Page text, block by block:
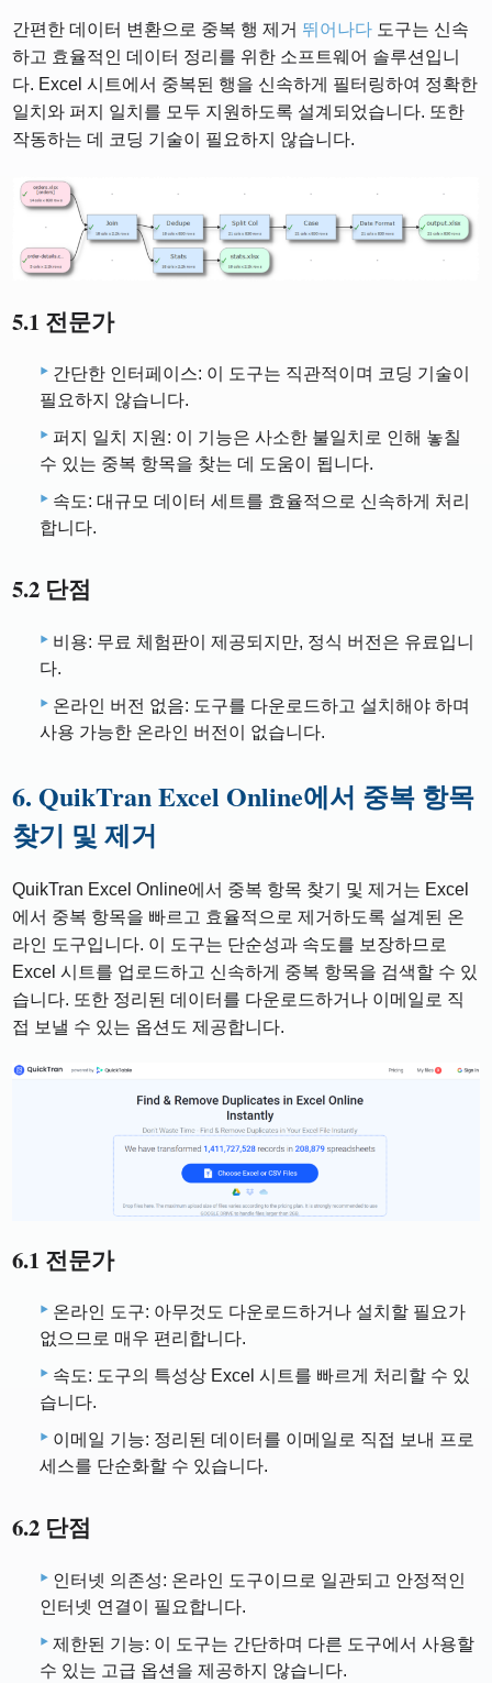
간편한 데이터 변환으로 중복 행 제거 뛰어나다 도구는 신속
하고 효율적인 데이터 정리를 위한 소프트웨어 솔루션입니
다. Excel 시트에서 중복된 행을 신속하게 필터링하여 정확한
일치와 퍼지 일치를 모두 지원하도록 설계되었습니다. 또한
작동하는 데 코딩 기술이 필요하지 않습니다.
5.1 전문가
간단한 인터페이스: 이 도구는 직관적이며 코딩 기술이
필요하지 않습니다.
퍼지 일치 지원: 이 기능은 사소한 불일치로 인해 놓칠
수 있는 중복 항목을 찾는 데 도움이 됩니다.
속도: 대규모 데이터 세트를 효율적으로 신속하게 처리
합니다.
5.2 단점
비용: 무료 체험판이 제공되지만, 정식 버전은 유료입니
다.
온라인 버전 없음: 도구를 다운로드하고 설치해야 하며
사용 가능한 온라인 버전이 없습니다.
6. QuikTran Excel Online에서 중복 항목
찾기 및 제거
QuikTran Excel Online에서 중복 항목 찾기 및 제거는 Excel
에서 중복 항목을 빠르고 효율적으로 제거하도록 설계된 온
라인 도구입니다. 이 도구는 단순성과 속도를 보장하므로
Excel 시트를 업로드하고 신속하게 중복 항목을 검색할 수 있
습니다. 또한 정리된 데이터를 다운로드하거나 이메일로 직
접 보낼 수 있는 옵션도 제공합니다.
6.1 전문가
온라인 도구: 아무것도 다운로드하거나 설치할 필요가
없으므로 매우 편리합니다.
속도: 도구의 특성상 Excel 시트를 빠르게 처리할 수 있
습니다.
이메일 기능: 정리된 데이터를 이메일로 직접 보내 프로
세스를 단순화할 수 있습니다.
6.2 단점
인터넷 의존성: 온라인 도구이므로 일관되고 안정적인
인터넷 연결이 필요합니다.
제한된 기능: 이 도구는 간단하며 다른 도구에서 사용할
수 있는 고급 옵션을 제공하지 않습니다.